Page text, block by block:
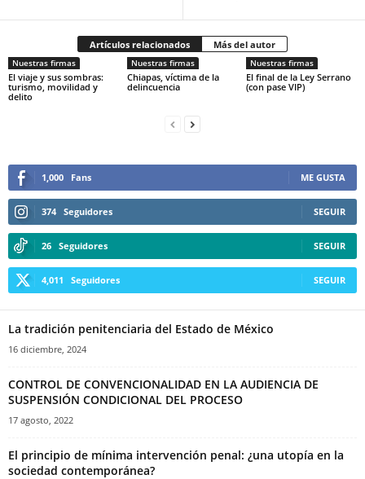
Artículos relacionados Más del autor
Nuestras firmas
El viaje y sus sombras:
turismo, movilidad y
delito
Nuestras firmas
Chiapas, víctima de la
delincuencia
Nuestras firmas
El final de la Ley Serrano
(con pase VIP)
1,000 Fans ME GUSTA
374 Seguidores SEGUIR
26 Seguidores SEGUIR
4,011 Seguidores SEGUIR
La tradición penitenciaria del Estado de México
16 diciembre, 2024
CONTROL DE CONVENCIONALIDAD EN LA AUDIENCIA DE
SUSPENSIÓN CONDICIONAL DEL PROCESO
17 agosto, 2022
El principio de mínima intervención penal: ¿una utopía en la
sociedad contemporánea?